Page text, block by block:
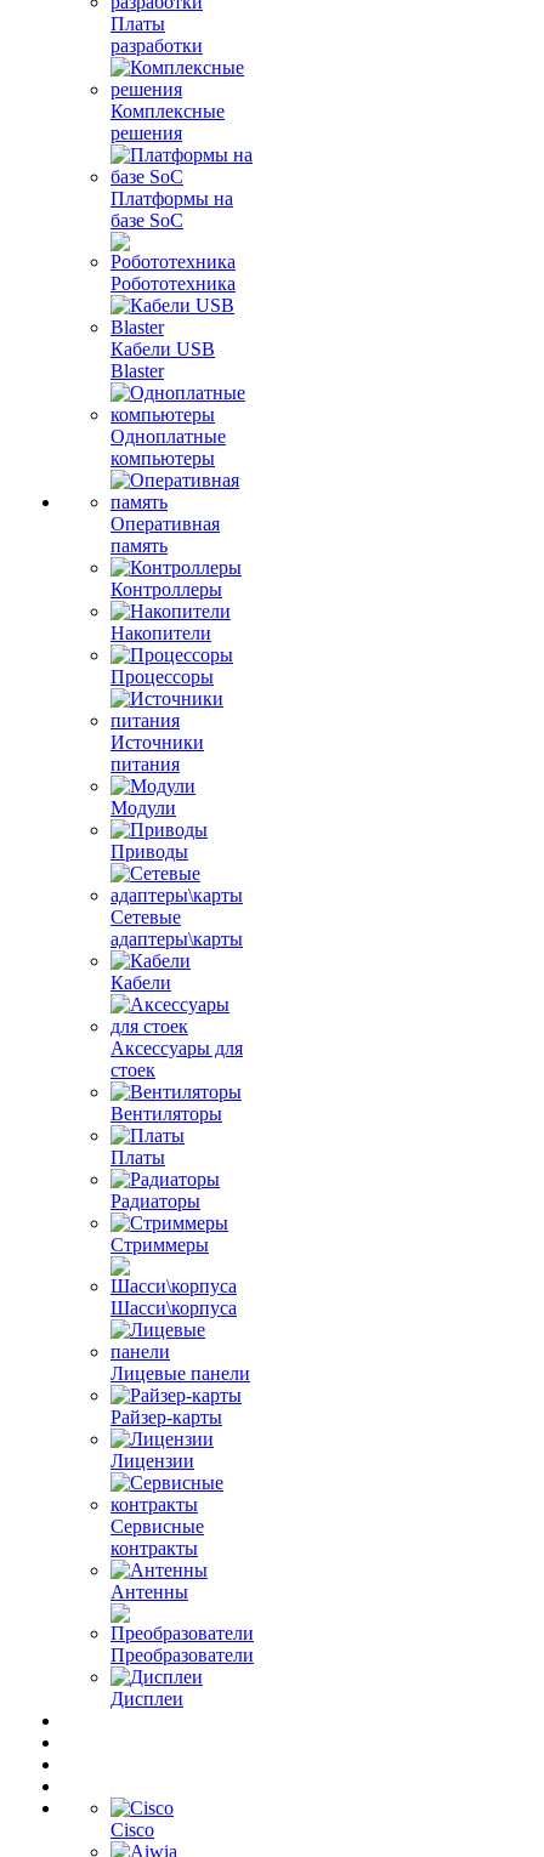
Платы
разработки
Комплексные
решения
Платформы на
базе SoC
Робототехника
Кабели USB
Blaster
Одноплатные
компьютеры
Оперативная
память
Контроллеры
Накопители
Процессоры
Источники
питания
Модули
Приводы
Сетевые
адаптеры\карты
Кабели
Аксессуары для
стоек
Вентиляторы
Платы
Радиаторы
Стриммеры
Шасси\корпуса
Лицевые панели
Райзер-карты
Лицензии
Сервисные
контракты
Антенны
Преобразователи
Дисплеи
Cisco